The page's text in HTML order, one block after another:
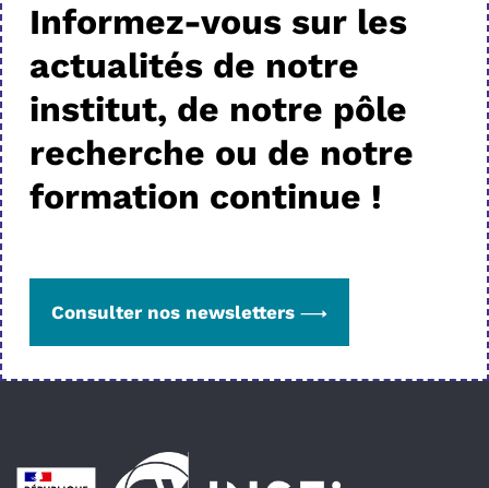
Informez-vous sur les
actualités de notre
institut, de notre pôle
recherche ou de notre
formation continue !
Consulter nos newsletters
Pied de page